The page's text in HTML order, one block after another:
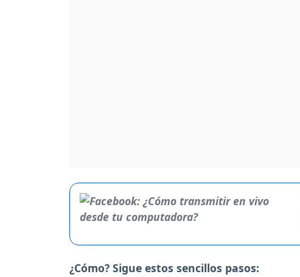
¿Cómo? Sigue estos sencillos pasos: